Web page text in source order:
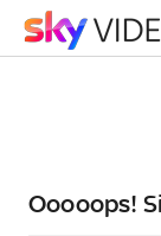
Ooooops!